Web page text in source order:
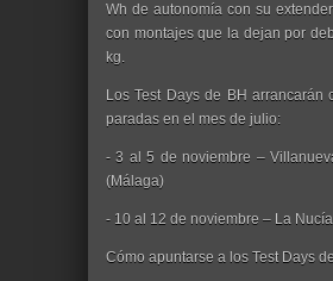
Wh de autonomía con su
con montajes que la dejan por
kg.
Los Test Days de BH arrancarán
paradas en el mes de julio:
- 3 al 5 de noviembre –
(Málaga)
- 10 al 12 de noviembre – La
Cómo apuntarse a los Test Days